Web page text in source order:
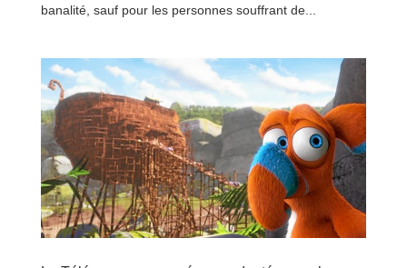
banalité, sauf pour les personnes souffrant de...